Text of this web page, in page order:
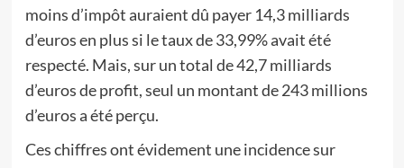
moins d’impôt auraient dû payer 14,3 milliards
d’euros en plus si le taux de 33,99% avait été
respecté. Mais, sur un total de 42,7 milliards
d’euros de profit, seul un montant de 243 millions
d’euros a été perçu.
Ces chiffres ont évidement une incidence sur